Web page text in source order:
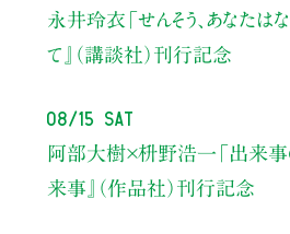
永井玲衣 「せんそう、あなたは
て』（講談社）刊行記念
08/15 Sat
阿部大樹×枡野浩一 「出来事
来事』（作品社）刊行記念